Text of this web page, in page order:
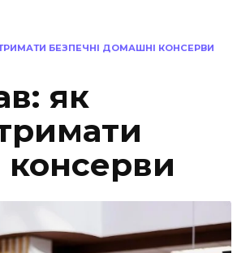
БЕЗПЕЧНІ ДОМАШНІ КОНСЕРВИ
як
консерви